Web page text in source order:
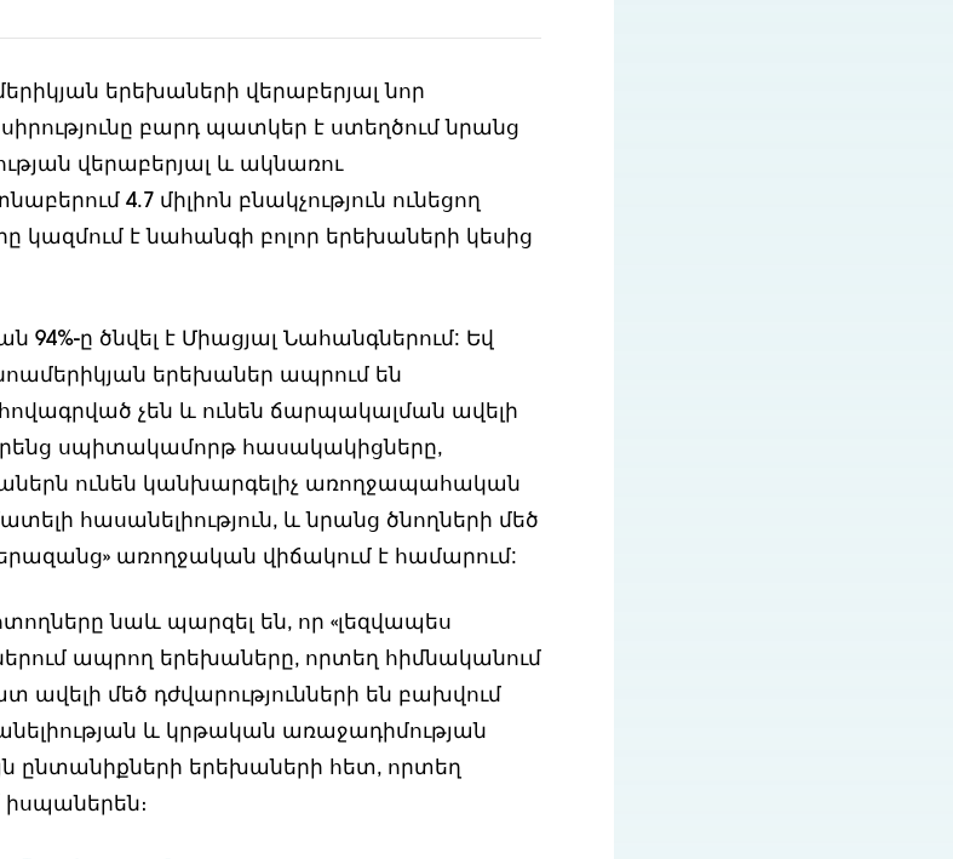
երեխաների վերաբերյալ նոր
բարդ պատկեր է ստեղծում նրանց
վերաբերյալ և ակնառու
4.7 միլիոն բնակչություն ունեցող
կազմում է նահանգի բոլոր երեխաների կեսից
94%-ը ծնվել է Միացյալ Նահանգներում: Եվ
երեխաներ ապրում են
չեն և ունեն ճարպակալման ավելի
սպիտակամորթ հասակակիցները,
ունեն կանխարգելիչ առողջապահական
հասանելիություն, և նրանց ծնողների մեծ
առողջական վիճակում է համարում:
նաև պարզել են, որ «լեզվապես
ապրող երեխաները, որտեղ հիմնականում
ավելի մեծ դժվարությունների են բախվում
և կրթական առաջադիմության
ընտանիքների երեխաների հետ, որտեղ
իսպաներեն։